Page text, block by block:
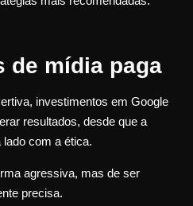
de mídia paga
investimentos em Google
resultados, desde que a
com a ética.
agressiva, mas de ser
precisa.